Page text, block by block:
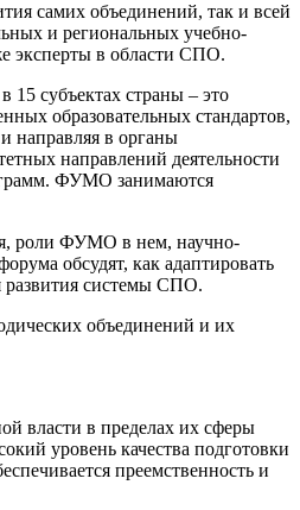
самих объединений, так и всей
и региональных учебно-
эксперты в области СПО.
15 субъектах страны – это
образовательных стандартов,
направляя в органы
направлений деятельности
ФУМО занимаются
роли ФУМО в нем, научно-
обсудят, как адаптировать
развития системы СПО.
объединений и их
власти в пределах их сферы
уровень качества подготовки
преемственность и